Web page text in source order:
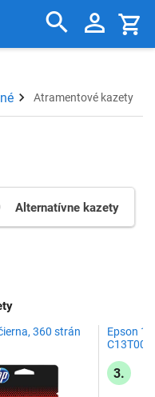
Atramentové kazety
Alternatívne kazety
360 strán
3.
Epson